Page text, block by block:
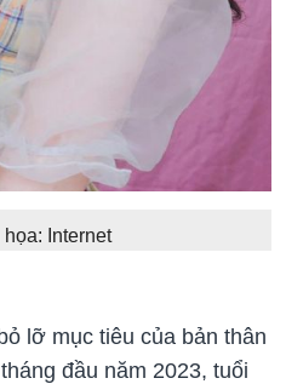
Internet
lỡ mục tiêu của bản thân
đầu năm 2023, tuổi